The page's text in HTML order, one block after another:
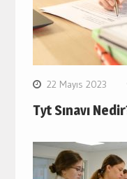
22 Mayıs 2023
Tyt Sınavı